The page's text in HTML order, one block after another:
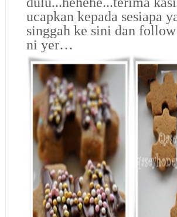
ucapkan kepada sesiapa
singgah ke sini dan
ni yer…